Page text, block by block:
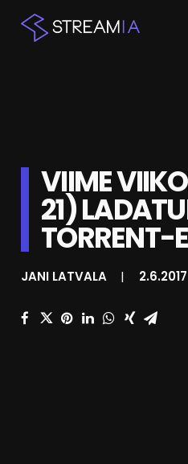
KESKUSTELU
SHOP
VIIME
21)
TORRENT-
JANI LATVALA | 2.6.2017